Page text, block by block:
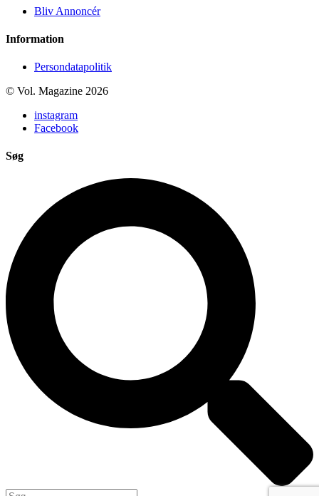
Bliv Annoncér
Information
Persondatapolitik
© Vol. Magazine 2026
instagram
Facebook
Søg